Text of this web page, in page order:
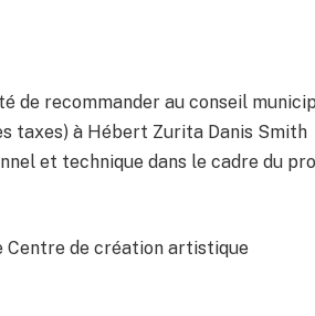
de recommander au conseil
taxes) à Hébert Zurita Danis Smith
et technique dans le cadre du
Centre de création artistique